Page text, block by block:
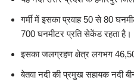
गर्मी में इसका प्रवाह 50 से 80
700 घनमीटर प्रति सेकेंड रहता है।
इसका जलग्रहण क्षेत्र लगभग
बेतवा नदी की प्रमुख सहायक नदी